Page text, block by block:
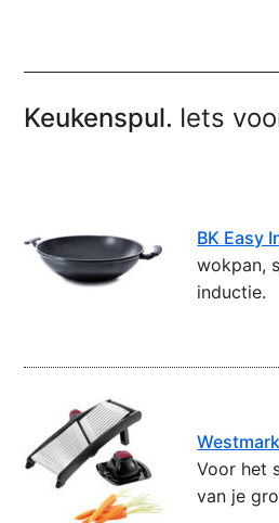
Keukenspul. Iets
BK Easy
wokpan,
inductie.
Voor het
van je